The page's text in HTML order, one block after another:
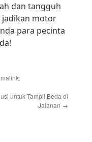
dan tangguh
jadikan motor
para pecinta
.
untuk Tampil Beda di
Jalanan →